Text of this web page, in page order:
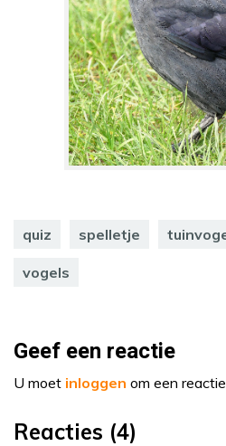
quiz spelletje
vogels
Geef een reactie
U moet inloggen om een
Reacties (4)